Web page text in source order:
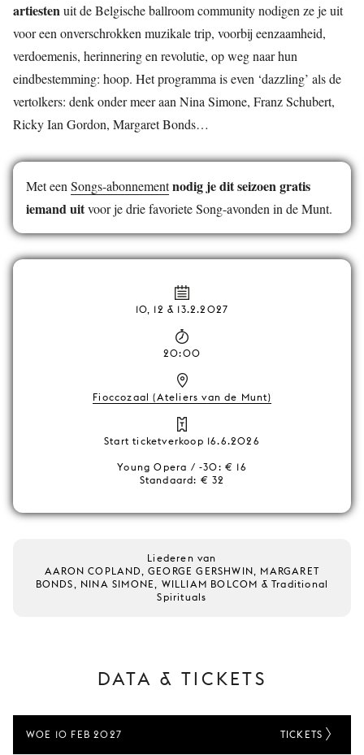
artiestenuit de Belgische ballroom community nodigen ze je uit
voor een onverschrokken muzikale trip, voorbij eenzaamheid,
verdoemenis, herinnering en revolutie, op weg naar hun
eindbestemming: hoop. Het programma is even ‘dazzling’ als de
vertolkers: denk onder meer aan Nina Simone, Franz Schubert,
Ricky Ian Gordon, Margaret Bonds…
Met een Songs-abonnementnodig je dit seizoen gratis
iemand uitvoor je drie favoriete Song-avonden in de Munt.
10, 12 & 13.2.2027
20:00
Fioccozaal (Ateliers van de Munt)
Start ticketverkoop 16.6.2026
Young Opera / -30: € 16
Standaard: € 32
Liederen van
AARON COPLAND, GEORGE GERSHWIN, MARGARET
BONDS, NINA SIMONE, WILLIAM BOLCOM & Traditional
Spirituals
DATA & TICKETS
WOE 10 FEB 2027 TICKETS